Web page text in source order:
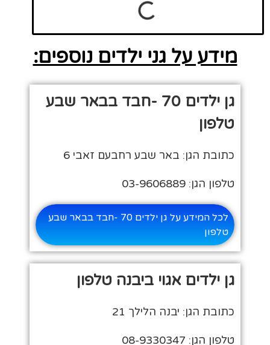
מידע על גני ילדים נוספים:
גן ילדים 70 -חבד בבאר שבע
טלפון
כתובת הגן: באר שבע רחבעם זאבי 6
טלפון הגן: 03-9606889
לכל המידע על גן ילדים 70 -חבד בבאר שבע
טלפון
גן ילדים אגוי ביבנה טלפון
כתובת הגן: יבנה הלילך 21
טלפון הגן: 08-9330347